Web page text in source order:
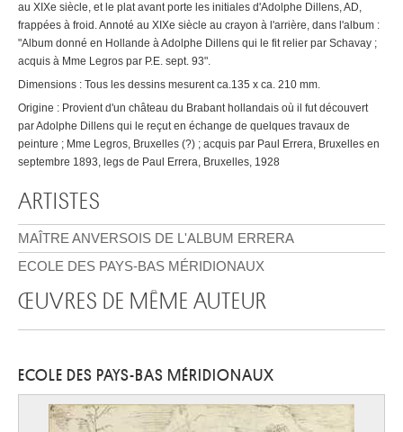
au XIXe siècle, et le plat avant porte les initiales d'Adolphe Dillens, AD,
frappées à froid. Annoté au XIXe siècle au crayon à l'arrière, dans l'album :
"Album donné en Hollande à Adolphe Dillens qui le fit relier par Schavay ;
acquis à Mme Legros par P.E. sept. 93".
Dimensions : Tous les dessins mesurent ca.135 x ca. 210 mm.
Origine : Provient d'un château du Brabant hollandais où il fut découvert
par Adolphe Dillens qui le reçut en échange de quelques travaux de
peinture ; Mme Legros, Bruxelles (?) ; acquis par Paul Errera, Bruxelles en
septembre 1893, legs de Paul Errera, Bruxelles, 1928
ARTISTES
MAÎTRE ANVERSOIS DE L'ALBUM ERRERA
ECOLE DES PAYS-BAS MÉRIDIONAUX
ŒUVRES DE MÊME AUTEUR
ECOLE DES PAYS-BAS MÉRIDIONAUX